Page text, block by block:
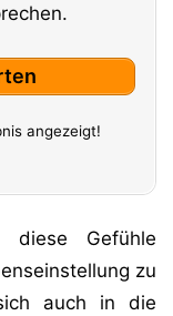
angezeigt!
diese Gefühle
zu
auch in die